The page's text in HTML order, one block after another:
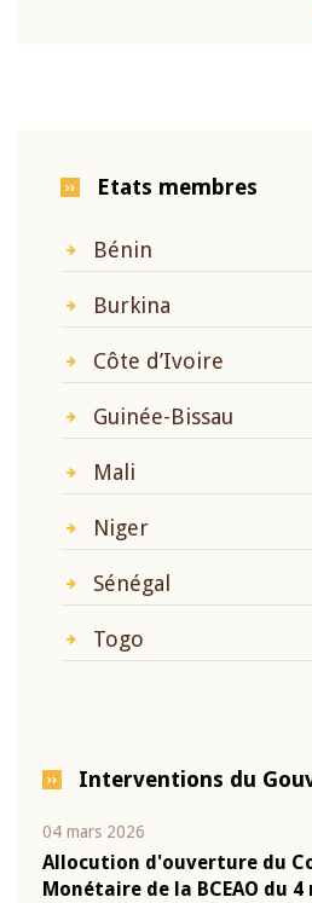
Etats membres
Bénin
Burkina
Côte d’Ivoire
Guinée-Bissau
Mali
Niger
Sénégal
Togo
Interventions du
04 mars 2026
Allocution d'ouverture du
Monétaire de la BCEAO du 4